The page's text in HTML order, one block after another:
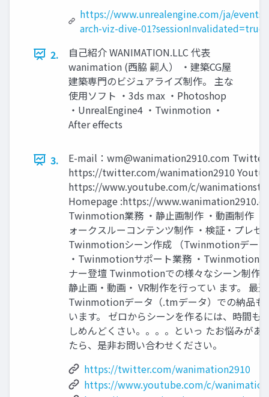
https://www.unrealengine.com/ja/events/
arch-viz-dive-01?sessionInvalidated=true
2.
自己紹介 WANIMATION.LLC 代表
wanimation (西脇 嗣人） ・建築CG屋
建築専門のビジュアライズ制作。 主な
使用ソフト ・3ds max ・Photoshop
・UnrealEngine4 ・Twinmotion ・
After effects
3. E-mail： wm@wanimation2910.com Twitter
https://twitter.com/wanimation2910
https://www.youtube.com/c/
Homepage :https://
Twinmotion業務 ・静止画制作 ・動画制作 ・
ォークスルーコンテンツ制作 ・検証・プレゼ
Twinmotionシーン作成 （Twinmotionデー
・Twinmotionサポート業務 ・Twinmotion
ナー登壇 Twinmotionでの様々なシーン制作
静止画・動画・ VR制作を行ってい ます。 最
Twinmotionデータ（.tmデータ）での納品も
います。 ゼロからシーンを作るには、時間も
しめんどくさい。。。。といっ たお悩みがあ
たら、是非お問い合わせください。
https://twitter.com/wanimation2910
https://www.youtube.com/c/